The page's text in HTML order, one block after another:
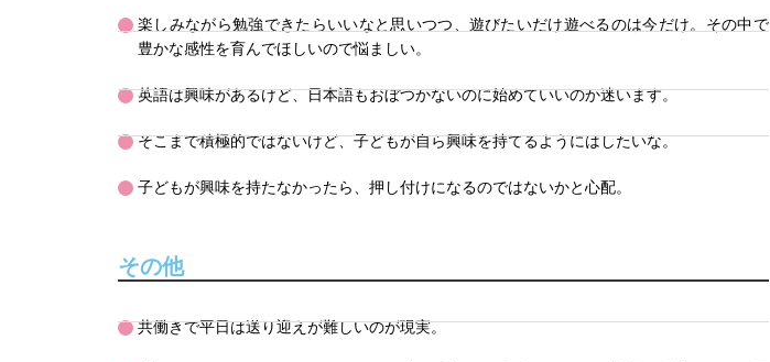
楽しみながら勉強できたらいいなと思いつつ、遊びたいだけ遊べるのは今だけ。その中で
豊かな感性を育んでほしいので悩ましい。
英語は興味があるけど、日本語もおぼつかないのに始めていいのか迷います。
そこまで積極的ではないけど、子どもが自ら興味を持てるようにはしたいな。
子どもが興味を持たなかったら、押し付けになるのではないかと心配。
その他
共働きで平日は送り迎えが難しいのが現実。